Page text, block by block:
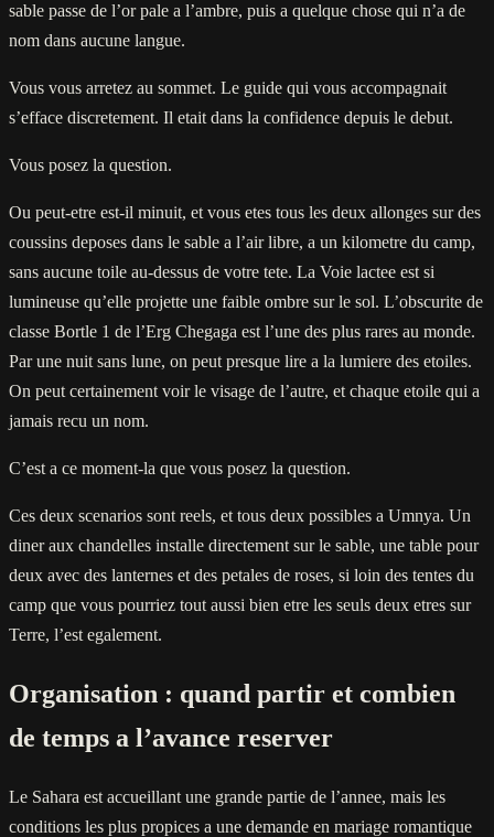
sable passe de l’or pale a l’ambre, puis a quelque chose qui n’a de
nom dans aucune langue.
Vous vous arretez au sommet. Le guide qui vous accompagnait
s’efface discretement. Il etait dans la confidence depuis le debut.
Vous posez la question.
Ou peut-etre est-il minuit, et vous etes tous les deux allonges sur des
coussins deposes dans le sable a l’air libre, a un kilometre du camp,
sans aucune toile au-dessus de votre tete. La Voie lactee est si
lumineuse qu’elle projette une faible ombre sur le sol. L’obscurite de
classe Bortle 1 de l’Erg Chegaga est l’une des plus rares au monde.
Par une nuit sans lune, on peut presque lire a la lumiere des etoiles.
On peut certainement voir le visage de l’autre, et chaque etoile qui a
jamais recu un nom.
C’est a ce moment-la que vous posez la question.
Ces deux scenarios sont reels, et tous deux possibles a Umnya. Un
diner aux chandelles installe directement sur le sable, une table pour
deux avec des lanternes et des petales de roses, si loin des tentes du
camp que vous pourriez tout aussi bien etre les seuls deux etres sur
Terre, l’est egalement.
Organisation : quand partir et combien
de temps a l’avance reserver
Le Sahara est accueillant une grande partie de l’annee, mais les
conditions les plus propices a une demande en mariage romantique